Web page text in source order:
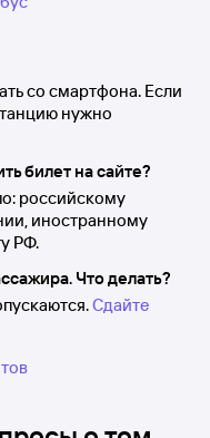
со смартфона. Если
нужно
билет на сайте?
российскому
иностранному
РФ.
Что делать?
Сдайте